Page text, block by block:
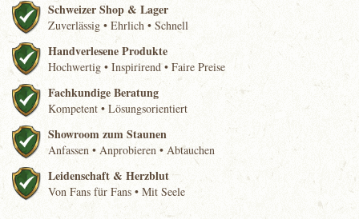
Schweizer Shop & Lager
Zuverlässig • Ehrlich • Schnell
Handverlesene Produkte
Hochwertig • Inspirirend • Faire Preise
Fachkundige Beratung
Kompetent • Lösungsorientiert
Showroom zum Staunen
Anfassen • Anprobieren • Abtauchen
Leidenschaft & Herzblut
Von Fans für Fans • Mit Seele